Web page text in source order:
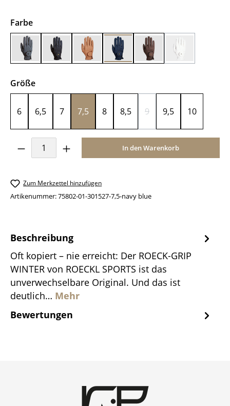
Farbeauswählen
anthraciteblack caramelnavy bluemokka weiß
(Diese Option
Größeauswählen
6 6,5 7 7,5 8 8,5 9(Diese Option ist
9,5 10
Produkt Anzahl: Gib den gewünschten
In den Warenkorb
Zum Merkzettel hinzufügen
Artikenummer:75802-01-301527-7,5-navy blue
Beschreibung
Oft kopiert – nie erreicht: Der ROECK-GRIP
WINTER von ROECKL SPORTS ist das
unverwechselbare Original. Und das ist
deutlich… Mehr
Bewertungen